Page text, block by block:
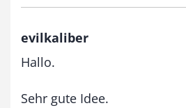
evilkaliber
Hallo.
Sehr gute Idee.